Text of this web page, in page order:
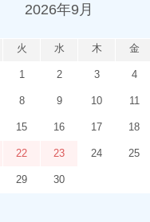
2026年9月
火 水 木 金
1 2 3 4
8 9 10 11
15 16 17 18
22 23 24 25
29 30